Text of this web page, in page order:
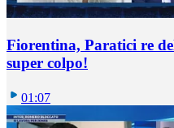
Fiorentina, Paratici re
super colpo!
01:07